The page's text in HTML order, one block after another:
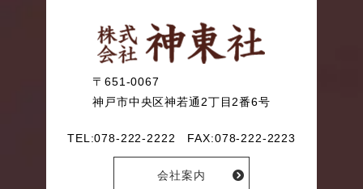
〒651-0067
神戸市中央区神若通2丁目2番6号
TEL:078-222-2222 FAX:078-222-2223
会社案内